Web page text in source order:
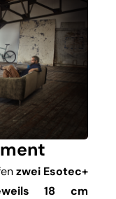
zwei Esotec+
18 cm